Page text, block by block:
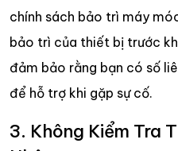
chính sách bảo trì máy
bảo trì của thiết bị trước
đảm bảo rằng bạn có số
để hỗ trợ khi gặp sự cố.
3. Không Kiểm Tra